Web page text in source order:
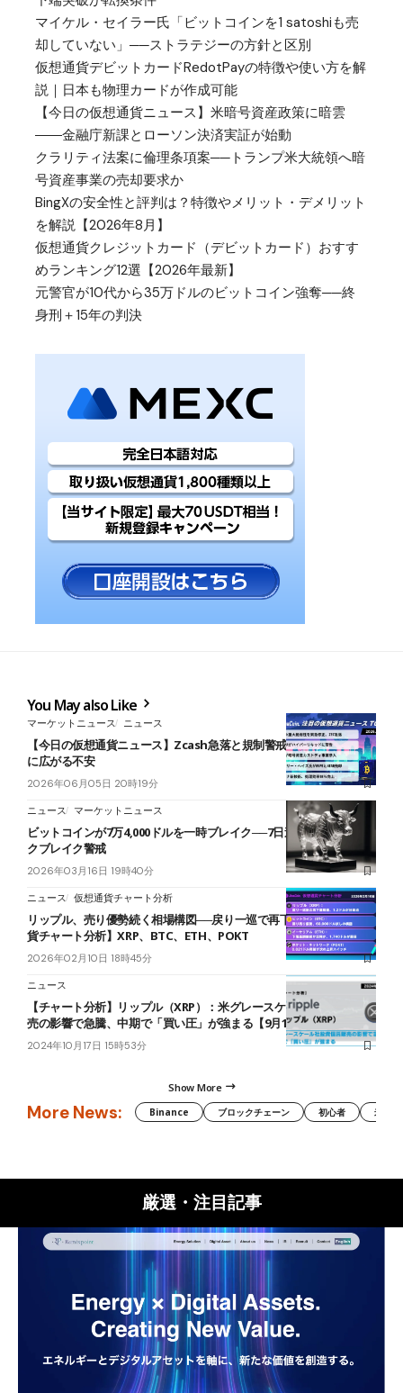
マイケル・セイラー氏「ビットコインを1 satoshiも売
却していない」──ストラテジーの方針と区別
仮想通貨デビットカードRedotPayの特徴や使い方を解
説｜日本も物理カードが作成可能
【今日の仮想通貨ニュース】米暗号資産政策に暗雲
――金融庁新課とローソン決済実証が始動
クラリティ法案に倫理条項案──トランプ米大統領へ暗
号資産事業の売却要求か
BingXの安全性と評判は？特徴やメリット・デメリット
を解説【2026年8月】
仮想通貨クレジットカード（デビットカード）おすす
めランキング12選【2026年最新】
元警官が10代から35万ドルのビットコイン強奪──終
身刑＋15年の判決
You May also Like
マーケットニュース ニュース
【今日の仮想通貨ニュース】Zcash急落と規制警戒｜暗号資産市場
に広がる不安
2026年06月05日 20時19分
ニュース マーケットニュース
ビットコインが7万4,000ドルを一時ブレイク──7日連続陽線もフェイ
クブレイク警戒
2026年03月16日 19時40分
ニュース 仮想通貨チャート分析
リップル、売り優勢続く相場構図──戻り一巡で再下落警戒【仮想通
貨チャート分析】XRP、BTC、ETH、POKT
2026年02月10日 18時45分
ニュース
【チャート分析】リップル（XRP）：米グレースケール社投資信託販
売の影響で急騰、中期で「買い圧」が強まる【9月13日】
2024年10月17日 15時53分
Show More
More News: Binance ブロックチェーン 初心者 米国
厳選・注目記事